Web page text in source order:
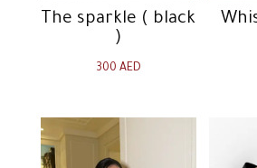
The sparkle ( black
)
300 AED